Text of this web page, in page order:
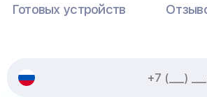
Готовых устройств